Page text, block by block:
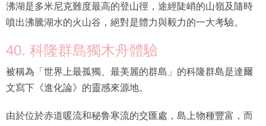
沸湖是多米尼克難度最高的登山徑，途經陡峭的山嶺及隨時
噴出沸騰湖水的火山谷，絕對是體力與毅力的一大考驗。
40. 科隆群島獨木舟體驗
被稱為「世界上最孤獨、最美麗的群島」的科隆群島是達爾
文寫下《進化論》的靈感來源地。
由於位於赤道暖流和秘鲁寒流的交匯處，島上物種豐富，而